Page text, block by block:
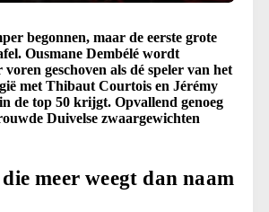
begonnen, maar de eerste grote
Ousmane Dembélé wordt
geschoven als dé speler van het
met Thibaut Courtois en Jérémy
de top 50 krijgt. Opvallend genoeg
Duivelse zwaargewichten
meer weegt dan naam